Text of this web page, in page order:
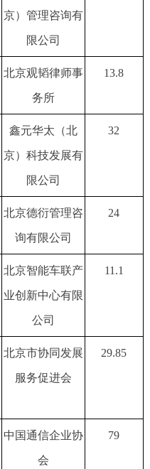
京）管理咨询有
限公司
北京观韬律师事
务所
13.8
鑫元华太（北
京）科技发展有
限公司
32
北京德衍管理咨
询有限公司
24
北京智能车联产
业创新中心有限
公司
11.1
北京市协同发展
服务促进会
29.85
中国通信企业协
会
79